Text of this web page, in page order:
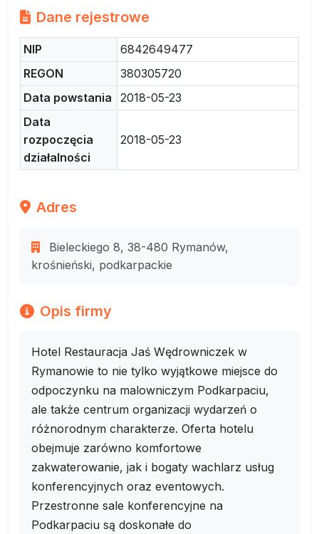
Dane rejestrowe
NIP
6842649477
REGON
380305720
Data powstania
2018-05-23
Data
rozpoczęcia
działalności
2018-05-23
Adres
Bieleckiego 8, 38-480 Rymanów,
krośnieński, podkarpackie
Opis firmy
Hotel Restauracja Jaś Wędrowniczek w
Rymanowie to nie tylko wyjątkowe miejsce do
odpoczynku na malowniczym Podkarpaciu,
ale także centrum organizacji wydarzeń o
różnorodnym charakterze. Oferta hotelu
obejmuje zarówno komfortowe
zakwaterowanie, jak i bogaty wachlarz usług
konferencyjnych oraz eventowych.
Przestronne sale konferencyjne na
Podkarpaciu są doskonałe do